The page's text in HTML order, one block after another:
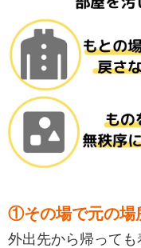
①その場で元の場
外出先から帰って